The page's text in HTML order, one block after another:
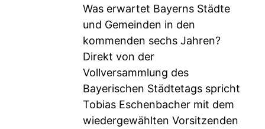
Was erwartet Bayerns Städte
und Gemeinden in den
kommenden sechs Jahren?
Direkt von der
Vollversammlung des
Bayerischen Städtetags spricht
Tobias Eschenbacher mit dem
wiedergewählten Vorsitzenden